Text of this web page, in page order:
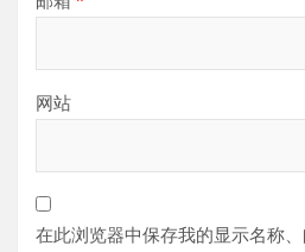
网站
在此浏览器中保存我的显示名称